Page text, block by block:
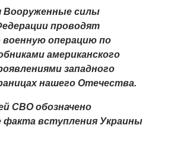
Вооруженные силы
проводят
военную операцию по
американского
западного
нашего Отечества.
СВО обозначено
факта вступления Украины